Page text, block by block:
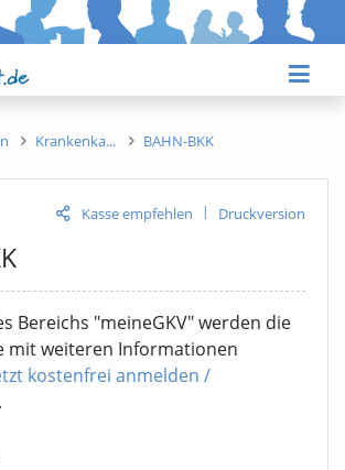
Krankenka BAHN-BKK
Kasse empfehlen | Druckversion
Bereichs "meineGKV" werden die
mit weiteren Informationen
kostenfrei anmelden /